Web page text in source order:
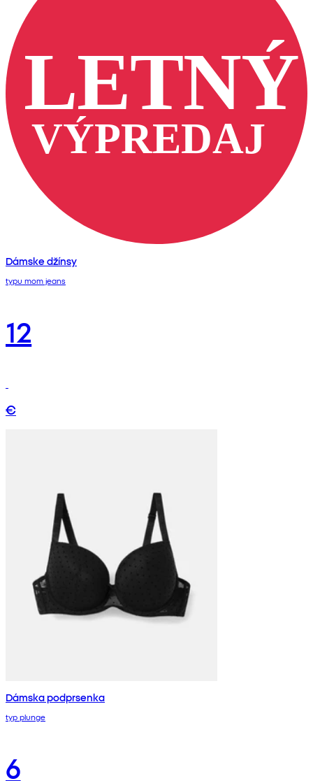
Dámske džínsy
typu mom jeans
12
€
Dámska podprsenka
typ plunge
6